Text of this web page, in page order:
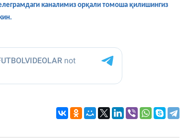
каналимиз орқали томоша қилишингиз